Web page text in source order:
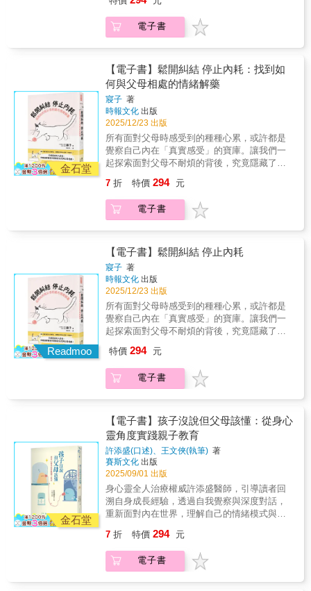
定一個人。面對自己的過去是很了不起的決
定。長大的你、處理痛苦的你、帶傷前行的
你，這段路程就如同勇者鬥惡龍的冒險。而你
是一句太棒、太棒的話了！：最近突然對家人
產生很多情緒，碰到給媽媽的信那邊，直接在
辦公室哭成狗，嗚嗚嗚：謝謝馬克、瑪麗總是
陪伴孤單的靈魂們
物，不是「安排好的人生」，而是「相信他能
自己安排人生」。——吳家德回頭看書中我寫
的這十篇文章，它們都源自生活裡的自然片
是某個談話的瞬間。沒有刻意安排，就是我們
日常的相處方式。在書寫的過程中，我也慢慢
發現，原來我對父親有一些平常不會特別提起
的感受。透過文字，我能以更溫和的方式梳理
脈絡，用比較不急著反駁的語氣去面對父親。
有些話，當面說可能會讓情緒湧得太快，但寫
下來，反而能讓彼此看得更清楚。如果這些文
章，能讓你在某些段落裡看見自己，或只是讓
書的意義，就不只是一份記錄，而是一份能被
共享的溫度。——吳庭旭◎本書特色★ 跨世
代雙視角對話：由父親與兒子共同執筆，從不
同世代出發，展現親子雙向理解與共同成長的
深刻歷程。★ 實用與情感兼具的處世哲學：
內容涵蓋愛與關懷、學習與成長、人際關係、
金錢觀念、健康與休閒等主題，不僅提供可實
踐的建議，更融入溫暖的人生故事，成為一般
人皆受用的生活指南。★ 真誠書寫、溫柔對
話的生命記錄：全書以坦率而細膩的筆觸記錄
親子間的溝通、衝突與理解，讓讀者感受到關
係的溫度與轉化的可能，是一本兼具啟發力與
共鳴感的親情散文集。◎本書內容◆ 二十出頭
的兒子居然「破產」兩次，父親該如何因
所未有的低氣壓冷戰！◆ 不被欲望綁架太難了
吧，成人都很難做到，該怎麼教小孩善用金
錢？◆ 汗如雨下的單車行，竟是騎進父子記憶
徑，又怎麼讓人生「倒吃甘蔗」？◆ 「放空」
真的不好嗎？誰說慢慢走就不能迎向花路？◆
該跟孩子聊什麼？「人際關係」是不可避免的
重要話題！◆ 親子間最好的距離，竟是「剛剛
好的靠近」……想起從前做為捆工的父親，在
西螺休息站累倒的身影——那份往事牽引著爸
爸關愛的眼神，一幕幕在吳家德腦海中刷過。
學生時期的他，為了脫貧，對自己嚴格要求，
親以來，走過職場奮力拚搏的坎途，他交付給
獨立思考，以及尋找自我、掌握人生「選擇
權」的訣竅。吳家德在銀行業打滾近二十年，
從基層業務做起，只花不到九年就一路攀升至
懂得說對不起、且能聆聽孩子的父親，一個懂
得付出關心、在爸爸運動受傷時停下腳步的兒
子。勵志暢銷作家吳家德與兒子的生命思索，
蜿蜒，才能踏實掌握生命選擇權。我不把自己
的遺憾，投射在孩子身上。我學生時代的成績
中等，沒有耀眼的名次。但我並不覺得那是失
敗，反而感謝那段平凡的日子，讓我懂得努力
的價值。許多父母容易陷入一種無形的補償心
理：「我當年沒做到的，就要孩子幫我完
成。」但這樣的期待，往往變成壓力。孩子的
人生，終究該由他自己去書寫。我時常提醒自
己：不要用「我覺得好的路」，取代「他想走
的方向」。我能做的，是分享經驗、提供資
物，不是「安排好的人生」，而是「相信他能
自己安排人生」。——吳家德回頭看書中我寫
的這十篇文章，它們都源自生活裡的自然片
是某個談話的瞬間。沒有刻意安排，就是我們
日常的相處方式。在書寫的過程中，我也慢慢
發現，原來我對父親有一些平常不會特別提起
的感受。透過文字，我能以更溫和的方式梳理
脈絡，用比較不急著反駁的語氣去面對父親。
有些話，當面說可能會讓情緒湧得太快，但寫
下來，反而能讓彼此看得更清楚。如果這些文
你短暫想起與家人之間的某個時刻，那麼這本
書的意義，就不只是一份記錄，而是一份能被
共享的溫度。——吳庭旭◎本書特色★ 跨世
代雙視角對話：由父親與兒子共同執筆，從不
深刻歷程。★ 實用與情感兼具的處世哲學：
內容涵蓋愛與關懷、學習與成長、人際關係、
金錢觀念、健康與休閒等主題，不僅提供可實
踐的建議，更融入溫暖的人生故事，成為一般
人皆受用的生活指南。★ 真誠書寫、溫柔對
話的生命記錄：全書以坦率而細膩的筆觸記錄
親子間的溝通、衝突與理解，讓讀者感受到關
係的溫度與轉化的可能，是一本兼具啟發力與
共鳴感的親情散文集。◎本書內容◆ 二十出頭
的兒子居然「破產」兩次，父親該如何因
應？！◆ 教孩子開車一時心急口快，竟迎來前
所未有的低氣壓冷戰！◆ 不被欲望綁架太難了
吧，成人都很難做到，該怎麼教小孩善用金
錢？◆ 汗如雨下的單車行，竟是騎進父子記憶
電子書
金石堂
【電子書】鬆開糾結 停止內耗：找到如
何與父母相處的情緒解藥
寢子 著
時報文化 出版
2025/12/23 出版
所有面對父母時感受到的種種心累，或許都是
覺察自己內在「真實感受」的寶庫。讓我們一
起探索面對父母不耐煩的背後，究竟隱藏了何
找到「屬於自己的人生解答」，關鍵在於是你
必須要「了解自己」。已經是成年人的你，有
權選擇要用什麼樣的方式與父母相處。?為什麼
存在彼此記憶的版本有落差。?雙方都執著於
「對方一定要理解自己」才會吵架。?不必勉強
自己只能有一種情感。
7 折 特價 294 元
電子書
Readmoo
【電子書】鬆開糾結 停止內耗
寢子 著
時報文化 出版
2025/12/23 出版
所有面對父母時感受到的種種心累，或許都是
覺察自己內在「真實感受」的寶庫。讓我們一
起探索面對父母不耐煩的背後，究竟隱藏了何
找到「屬於自己的人生解答」，關鍵在於是你
必須要「了解自己」。已經是成年人的你，有
權選擇要用什麼樣的方式與父母相處。?為什麼
存在彼此記憶的版本有落差。?雙方都執著於
「對方一定要理解自己」才會吵架。?不必勉強
自己只能有一種情感。
特價 294 元
電子書
金石堂
【電子書】孩子沒說但父母該懂：從身心
靈角度實踐親子教育
許添盛(口述)、王文俠(執筆) 著
賽斯文化 出版
2025/09/01 出版
身心靈全人治療權威許添盛醫師，引導讀者回
溯自身成長經驗，透過自我覺察與深度對話，
重新面對內在世界，理解自己的情緒模式與教
發展的關鍵因素，探討各種可能引發身心困擾
的根源。幫助父母在陪伴孩子成長的同時，也
能療癒自己的內在小孩，進而建立更健康、和
7 折 特價 294 元
電子書